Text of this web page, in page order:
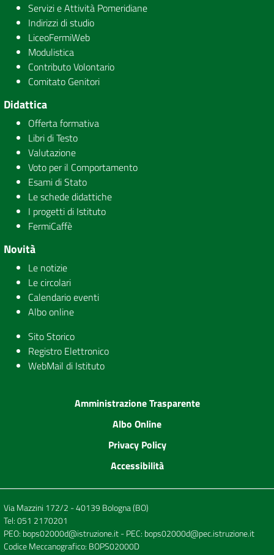
Servizi e Attività Pomeridiane
Indirizzi di studio
LiceoFermiWeb
Modulistica
Contributo Volontario
Comitato Genitori
Didattica
Offerta formativa
Libri di Testo
Valutazione
Voto per il Comportamento
Esami di Stato
Le schede didattiche
I progetti di Istituto
FermiCaffè
Novità
Le notizie
Le circolari
Calendario eventi
Albo online
Sito Storico
Registro Elettronico
WebMail di Istituto
Amministrazione Trasparente
Albo Online
Privacy Policy
Accessibilità
Via Mazzini 172/2 - 40139 Bologna (BO)
Tel:051 2170201
PEO: bops02000d@istruzione.it- PEC: bops02000d@pec.istruzione.it
Codice Meccanografico: BOPS02000D